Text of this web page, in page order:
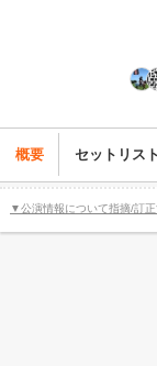
概要 セットリスト
▼公演情報について指摘/訂正